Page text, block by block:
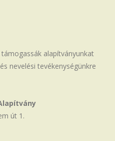
alapítványunkat
nevelési tevékenységünkre
út 1.